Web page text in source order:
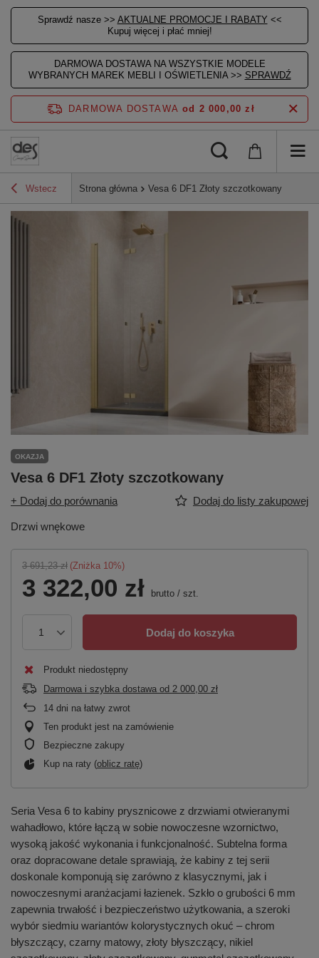
Sprawdź nasze >> AKTUALNE PROMOCJE I RABATY <<
Kupuj więcej i płać mniej!
DARMOWA DOSTAWA NA WSZYSTKIE MODELE
WYBRANYCH MAREK MEBLI I OŚWIETLENIA >> SPRAWDŹ
DARMOWA DOSTAWA od 2 000,00 zł
Wstecz Strona główna Vesa 6 DF1 Złoty szczotkowany
OKAZJA
Vesa 6 DF1 Złoty szczotkowany
+ Dodaj do porównania Dodaj do listy zakupowej
Drzwi wnękowe
3 691,23 zł (Zniżka 10%)
3 322,00 zł brutto / szt.
Dodaj do koszyka
Produkt niedostępny
Darmowa i szybka dostawa od 2 000,00 zł
14 dni na łatwy zwrot
Ten produkt jest na zamówienie
Bezpieczne zakupy
Kup na raty (oblicz ratę)
Seria Vesa 6 to kabiny prysznicowe z drzwiami otwieranymi
wahadłowo, które łączą w sobie nowoczesne wzornictwo,
wysoką jakość wykonania i funkcjonalność. Subtelna forma
oraz dopracowane detale sprawiają, że kabiny z tej serii
doskonale komponują się zarówno z klasycznymi, jak i
nowoczesnymi aranżacjami łazienek. Szkło o grubości 6 mm
zapewnia trwałość i bezpieczeństwo użytkowania, a szeroki
wybór siedmiu wariantów kolorystycznych okuć – chrom
błyszczący, czarny matowy, złoty błyszczący, nikiel